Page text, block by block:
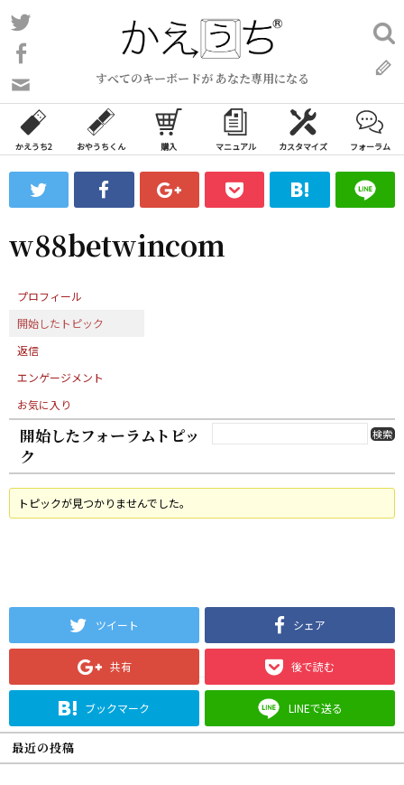
コ
ン
ン
ツ
ス
ッ
すべてのキーボードが あなた専用になる
い
合
わ
フ
ォ
ム
検
索:
かえうち2 おやうちくん 購入 マニュアル カスタマイズ フォーラム
w88betwincom
プロフィール
開始したトピック
返信
エンゲージメント
お気に入り
開始したフォーラムトピッ
ク
トピックが見つかりませんでした。
ツイート シェア
共有 後で読む
ブックマーク LINEで送る
最近の投稿